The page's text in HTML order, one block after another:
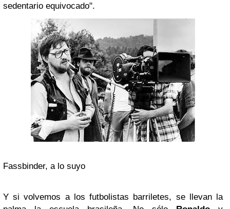
sedentario equivocado".
Fassbinder, a lo suyo
Y si volvemos a los futbolistas barriletes, se llevan la